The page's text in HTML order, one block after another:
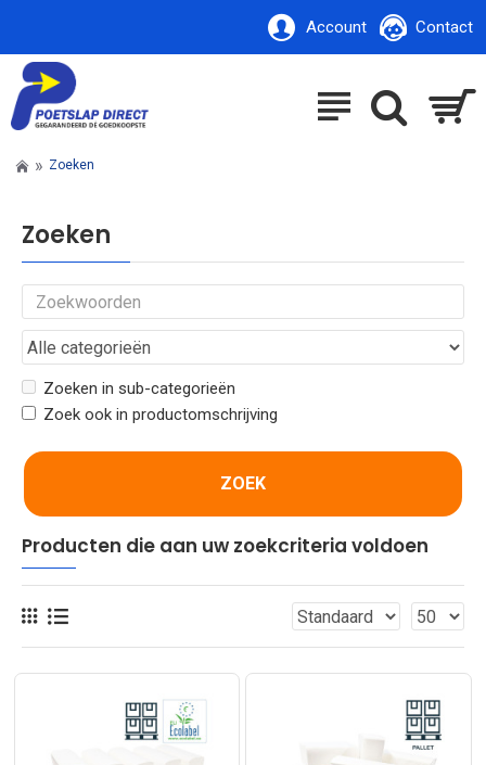
Account Contact
Zoeken
Zoeken
Zoeken in sub-categorieën
Zoek ook in productomschrijving
ZOEK
Producten die aan uw zoekcriteria voldoen